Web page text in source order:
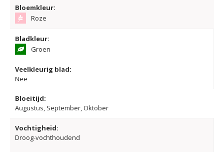
Bloemkleur:
Roze
Bladkleur:
Groen
Veelkleurig blad:
Nee
Bloeitijd:
Augustus, September, Oktober
Vochtigheid:
Droog-vochthoudend